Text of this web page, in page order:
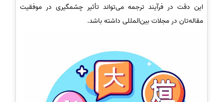
این دقت در فرآیند ترجمه می‌تواند تأثیر چشمگیری در موفقیت
مقاله‌تان در مجلات بین‌المللی داشته باشد.